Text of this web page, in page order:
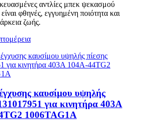
αντλίες μπεκ ψεκασμού
φθηνές, εγγυημένη ποιότητα και
ζωής.
καυσίμου υψηλής
για κινητήρα 403A
1006TAG1A